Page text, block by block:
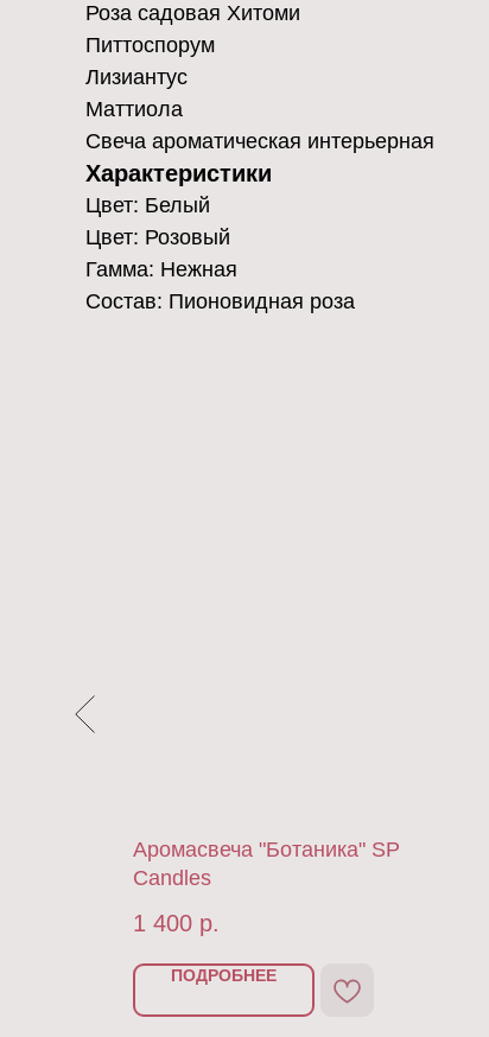
Роза садовая Хитоми
Питтоспорум
Лизиантус
Маттиола
Свеча ароматическая интерьерная
Характеристики
Цвет: Белый
Цвет: Розовый
Гамма: Нежная
Состав: Пионовидная роза
Аромасвеча "Ботаника" SP
Candles
1 400 р.
ПОДРОБНЕЕ